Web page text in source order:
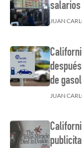
salarios
JUAN
de
JUAN